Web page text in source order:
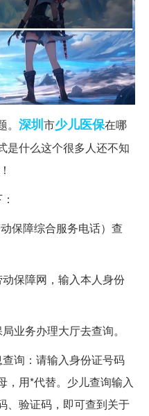
深圳市少儿医保在哪
是什么这个很多人还不知
保障综合服务电话）查
保障网，输入本人身份
业务办理大厅去查询。
询：请输入身份证号码
，用*代替。少儿查询输入
、验证码，即可查到关于